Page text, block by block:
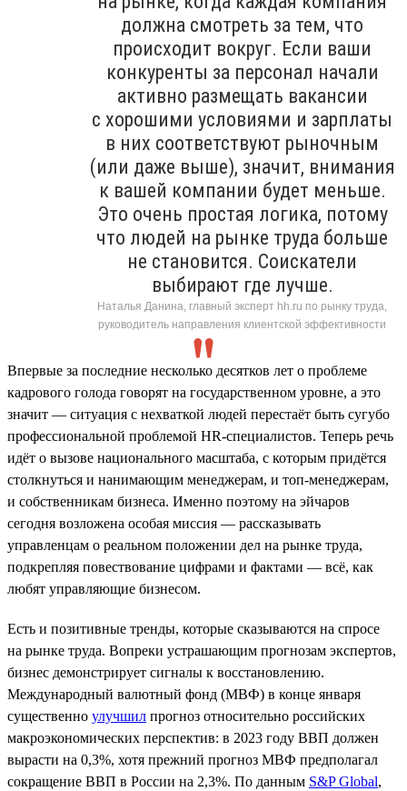
должна смотреть за тем, что
происходит вокруг. Если ваши
конкуренты за персонал начали
активно размещать вакансии
с хорошими условиями и зарплаты
в них соответствуют рыночным
(или даже выше), значит, внимания
к вашей компании будет меньше.
Это очень простая логика, потому
что людей на рынке труда больше
не становится. Соискатели
выбирают где лучше.
Наталья Данина, главный эксперт hh.ru по рынку труда,
руководитель направления клиентской эффективности
Впервые за последние несколько десятков лет о проблеме
кадрового голода говорят на государственном уровне, а это
значит — ситуация с нехваткой людей перестаёт быть сугубо
профессиональной проблемой HR-специалистов. Теперь речь
идёт о вызове национального масштаба, с которым придётся
столкнуться и нанимающим менеджерам, и топ-менеджерам,
и собственникам бизнеса. Именно поэтому на эйчаров
сегодня возложена особая миссия — рассказывать
управленцам о реальном положении дел на рынке труда,
подкрепляя повествование цифрами и фактами — всё, как
любят управляющие бизнесом.
Есть и позитивные тренды, которые сказываются на спросе
на рынке труда. Вопреки устрашающим прогнозам экспертов,
бизнес демонстрирует сигналы к восстановлению.
Международный валютный фонд (МВФ) в конце января
существенно улучшил прогноз относительно российских
макроэкономических перспектив: в 2023 году ВВП должен
вырасти на 0,3%, хотя прежний прогноз МВФ предполагал
сокращение ВВП в России на 2,3%. По данным S&P Global,